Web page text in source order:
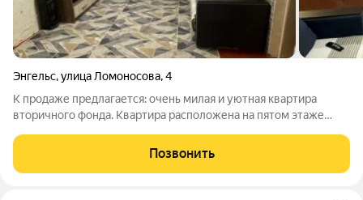
Энгельс,улица Ломоносова,4
К продаже предлагается: очень милая и уютная квартира
вторичного фонда. Квартира расположена на пятом этаже
пластиковые окна, натяжные потолки, установлена новая
сантехника. Балкон в квартире
Позвонить